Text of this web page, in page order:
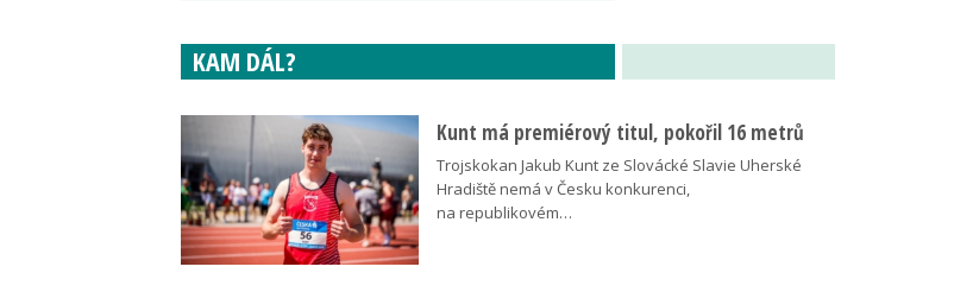
KAM DÁL?
Kunt má premiérový titul, pokořil 16 metrů
Trojskokan Jakub Kunt ze Slovácké Slavie Uherské
Hradiště nemá v Česku konkurenci,
na republikovém…